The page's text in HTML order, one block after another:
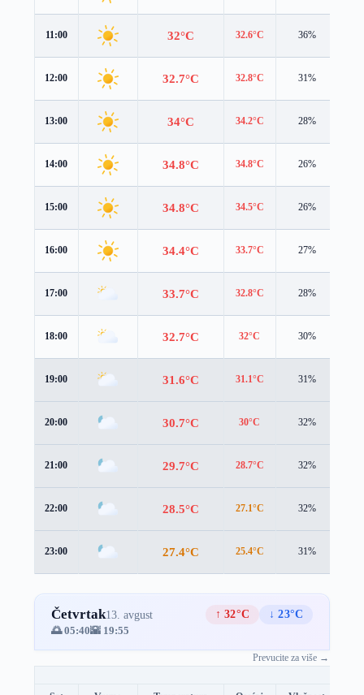
11:00 32°C 32.6°C 36%
12:00 32.7°C 32.8°C 31%
13:00 34°C 34.2°C 28%
14:00 34.8°C 34.8°C 26%
15:00 34.8°C 34.5°C 26%
16:00 34.4°C 33.7°C 27%
17:00 33.7°C 32.8°C 28%
18:00 32.7°C 32°C 30%
19:00 31.6°C 31.1°C 31%
20:00 30.7°C 30°C 32%
21:00 29.7°C 28.7°C 32%
22:00 28.5°C 27.1°C 32%
23:00 27.4°C 25.4°C 31%
Četvrtak13. avgust ↑ 32°C
↓ 23°C
🌅 05:40🌇 19:55
Prevucite za više →